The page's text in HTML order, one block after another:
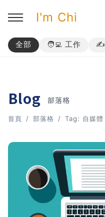
I'm Chi
回主選單
➡︎ 訂閱制方案
回主選單
➡︎ 1 對 1 寫作教練
回主選單
➡︎ 線上課程
回主選單
所有主題
應用入門
AI 職場應用｜
使用思維
全部 🧑‍💻 工作 ✍️
Blog 部落格
首頁 部落格 Tag: 自媒體